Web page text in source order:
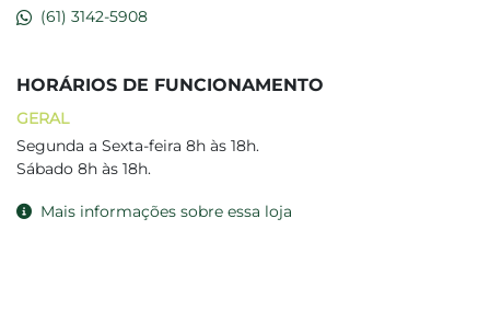
(61) 3142-5908
HORÁRIOS DE FUNCIONAMENTO
GERAL
Segunda a Sexta-feira 8h às 18h.
Sábado 8h às 18h.
Mais informações sobre essa loja